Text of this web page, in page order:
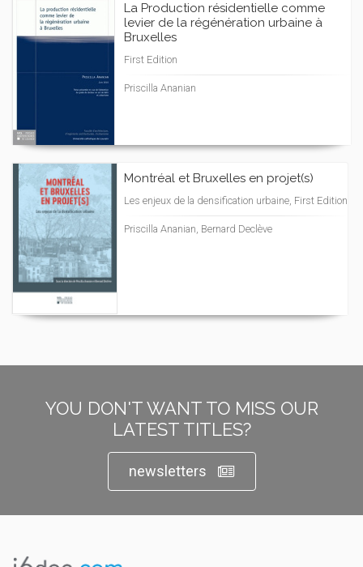
La Production résidentielle comme
levier de la régénération urbaine à
Bruxelles
First Edition
Priscilla Ananian
Montréal et Bruxelles en projet(s)
Les enjeux de la densification urbaine, First Edition
Priscilla Ananian, Bernard Declève
YOU DON'T WANT TO MISS OUR
LATEST TITLES?
newsletters